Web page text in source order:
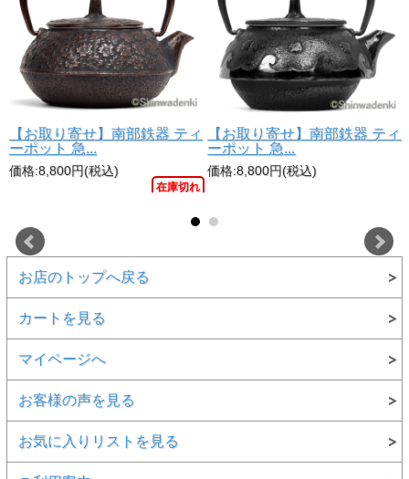
一人分に最適な0.3Lサイズと使いやすさへのこだわり
お一人様でゆっくりとお茶を楽しむのに最適な容量設計。
弦（取っ手）は倒すことができるため収納時にもコンパク
ト。
見た目の重厚感がありながらも手に馴染む絶妙なバランス
で、日常使いしやすい実用性も兼ね備えています。
【お取り寄せ】南部鉄器 ティ
ーポット 急...
価格:8,800円(税込)
在庫切れ
【お取り寄せ】南部鉄器 ティ
ーポット 急...
価格:8,800円(税込)
お店のトップへ戻る
カートを見る
マイページへ
お客様の声を見る
お気に入りリストを見る